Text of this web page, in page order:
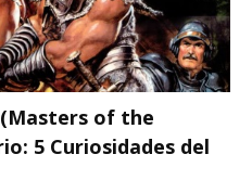
of the
5 Curiosidades del